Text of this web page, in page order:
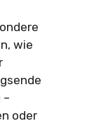
wie
oder